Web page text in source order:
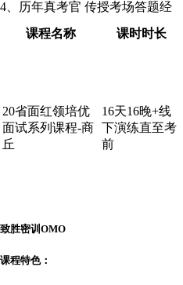
4、历年真考官 传授考场答题经
课程名称
课时时长
20省面红领培优
面试系列课程-商
丘
16天16晚+线
下演练直至考
前
致胜密训OMO
课程特色：